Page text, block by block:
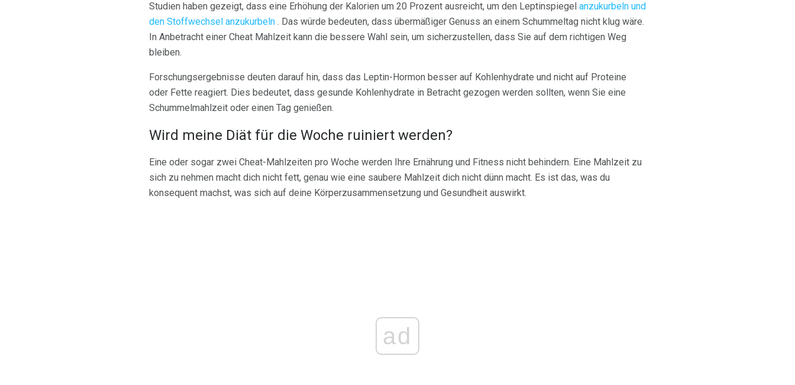
Studien haben gezeigt, dass eine Erhöhung der Kalorien um 20 Prozent ausreicht, um den Leptinspiegel anzukurbeln und
den Stoffwechsel anzukurbeln . Das würde bedeuten, dass übermäßiger Genuss an einem Schummeltag nicht klug wäre.
In Anbetracht einer Cheat Mahlzeit kann die bessere Wahl sein, um sicherzustellen, dass Sie auf dem richtigen Weg
bleiben.
Forschungsergebnisse deuten darauf hin, dass das Leptin-Hormon besser auf Kohlenhydrate und nicht auf Proteine ​​
oder Fette reagiert. Dies bedeutet, dass gesunde Kohlenhydrate in Betracht gezogen werden sollten, wenn Sie eine
Schummelmahlzeit oder einen Tag genießen.
Wird meine Diät für die Woche ruiniert werden?
Eine oder sogar zwei Cheat-Mahlzeiten pro Woche werden Ihre Ernährung und Fitness nicht behindern. Eine Mahlzeit zu
sich zu nehmen macht dich nicht fett, genau wie eine saubere Mahlzeit dich nicht dünn macht. Es ist das, was du
konsequent machst, was sich auf deine Körperzusammensetzung und Gesundheit auswirkt.
ad